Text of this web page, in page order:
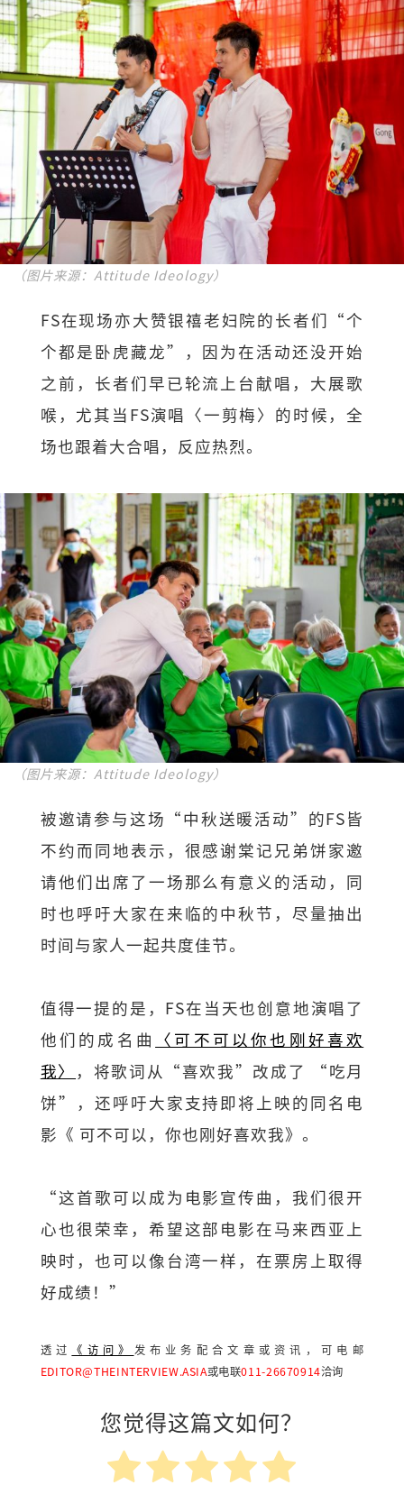
（图片来源：Attitude Ideology）
FS在现场亦大赞银禧老妇院的长者们“个
个都是卧虎藏龙”，因为在活动还没开始
之前，长者们早已轮流上台献唱，大展歌
喉，尤其当FS演唱〈一剪梅〉的时候，全
场也跟着大合唱，反应热烈。
（图片来源：Attitude Ideology）
被邀请参与这场“中秋送暖活动”的FS皆
不约而同地表示，很感谢棠记兄弟饼家邀
请他们出席了一场那么有意义的活动，同
时也呼吁大家在来临的中秋节，尽量抽出
时间与家人一起共度佳节。
值得一提的是，FS在当天也创意地演唱了
他们的成名曲 〈可不可以你也刚好喜欢
我〉
，将歌词从“喜欢我”改成了 “吃月
饼”，还呼吁大家支持即将上映的同名电
影《 可不可以，你也刚好喜欢我》。
“这首歌可以成为电影宣传曲，我们很开
心也很荣幸，希望这部电影在马来西亚上
映时，也可以像台湾一样，在票房上取得
好成绩！”
透过 《访问》 发布业务配合文章或资讯，可电邮
EDITOR@THEINTERVIEW.ASIA或电联011-26670914洽询
您觉得这篇文如何？